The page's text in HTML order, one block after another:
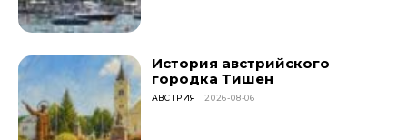
История австрийского
городка Тишен
АВСТРИЯ 2026-08-06